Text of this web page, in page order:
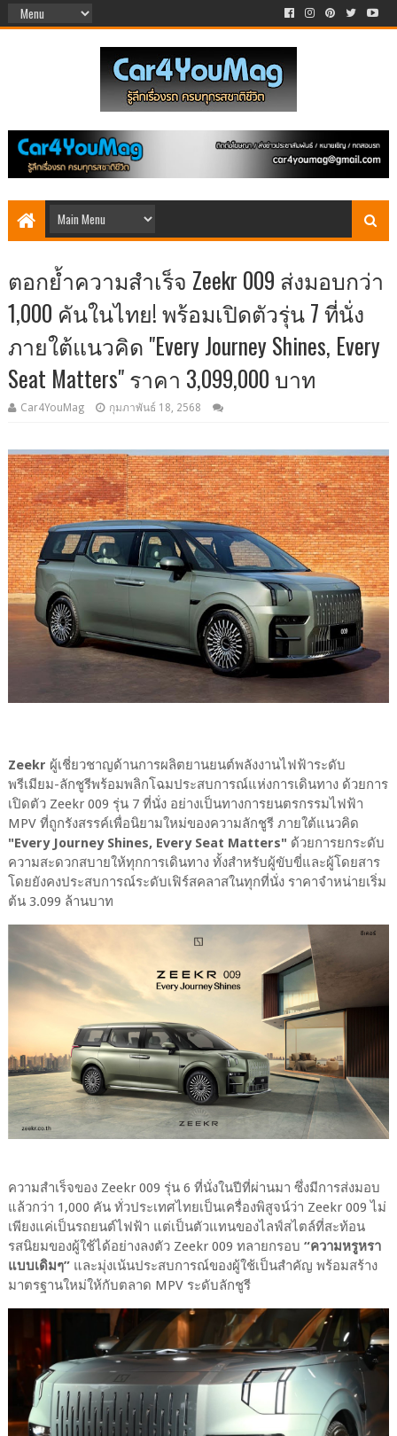
ตอกย้ำความสำเร็จ Zeekr 009 ส่งมอบกว่า
1,000 คันในไทย! พร้อมเปิดตัวรุ่น 7 ที่นั่ง
ภายใต้แนวคิด "Every Journey Shines, Every
Seat Matters" ราคา 3,099,000 บาท
Car4YouMag กุมภาพันธ์ 18, 2568
Zeekr ผู้เชี่ยวชาญด้านการผลิตยานยนต์พลังงานไฟฟ้าระดับ
พรีเมียม-ลักชูรีพร้อมพลิกโฉมประสบการณ์แห่งการเดินทาง ด้วยการ
เปิดตัว Zeekr 009 รุ่น 7 ที่นั่ง อย่างเป็นทางการยนตรกรรมไฟฟ้า
MPV ที่ถูกรังสรรค์เพื่อนิยามใหม่ของความลักชูรี ภายใต้แนวคิด
"Every Journey Shines, Every Seat Matters" ด้วยการยกระดับ
ความสะดวกสบายให้ทุกการเดินทาง ทั้งสำหรับผู้ขับขี่และผู้โดยสาร
โดยยังคงประสบการณ์ระดับเฟิร์สคลาสในทุกที่นั่ง ราคาจำหน่ายเริ่ม
ต้น 3.099 ล้านบาท
ความสำเร็จของ Zeekr 009 รุ่น 6 ที่นั่งในปีที่ผ่านมา ซึ่งมีการส่งมอบ
แล้วกว่า 1,000 คัน ทั่วประเทศไทยเป็นเครื่องพิสูจน์ว่า Zeekr 009 ไม่
เพียงแค่เป็นรถยนต์ไฟฟ้า แต่เป็นตัวแทนของไลฟ์สไตล์ที่สะท้อน
รสนิยมของผู้ใช้ได้อย่างลงตัว Zeekr 009 ทลายกรอบ “ความหรูหรา
แบบเดิมๆ”และมุ่งเน้นประสบการณ์ของผู้ใช้เป็นสำคัญ พร้อมสร้าง
มาตรฐานใหม่ให้กับตลาด MPV ระดับลักชูรี